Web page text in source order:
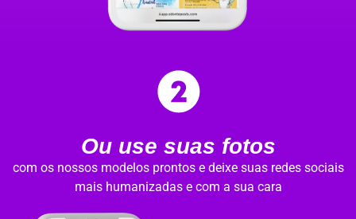
Ou use suas fotos
com os nossos modelos prontos e deixe suas redes sociais
mais humanizadas e com a sua cara